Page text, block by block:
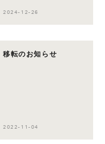
2024-12-26
移転のお知らせ
2022-11-04